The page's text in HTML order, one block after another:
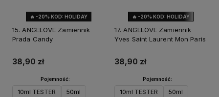
🔥 -20% KOD: HOLIDAY
15. ANGELOVE Zamiennik
Prada Candy
38,90 zł
Pojemność:
10ml TESTER 50ml
🔥 -20% KOD: HOLIDAY
17. ANGELOVE Zamiennik
Yves Saint Laurent Mon Paris
38,90 zł
Pojemność:
10ml TESTER 50ml